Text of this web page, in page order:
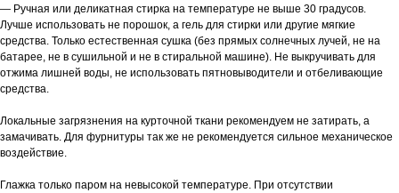
— Ручная или деликатная стирка на температуре не выше 30 градусов.
Лучше использовать не порошок, а гель для стирки или другие мягкие
средства. Только естественная сушка (без прямых солнечных лучей, не на
батарее, не в сушильной и не в стиральной машине). Не выкручивать для
отжима лишней воды, не использовать пятновыводители и отбеливающие
средства.
Локальные загрязнения на курточной ткани рекомендуем не затирать, а
замачивать. Для фурнитуры так же не рекомендуется сильное механическое
воздействие.
Глажка только паром на невысокой температуре. При отсутствии